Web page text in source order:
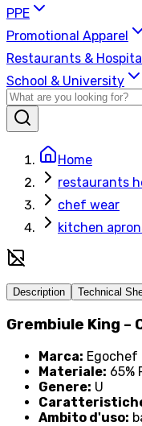
PPE
Promotional Apparel
Restaurants &
School & University
Home
restaurants
chef wear
kitchen
Description Technical
Grembiule King –
Marca: Egochef
Materiale: 65%
Genere: U
Ambito d'uso: